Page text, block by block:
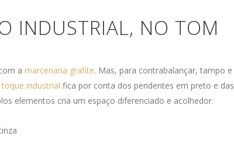
INDUSTRIAL, NO TOM
a marcenaria grafite. Mas, para contrabalançar, tampo e
toque industrial fica por conta dos pendentes em preto e das
elementos cria um espaço diferenciado e acolhedor.